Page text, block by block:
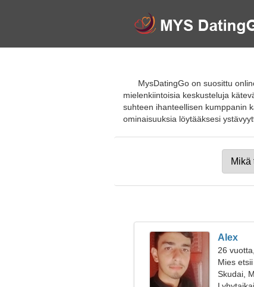
MysDatingGo on suosittu
mielenkiintoisia keskusteluja
suhteen ihanteellisen kumppanin
ominaisuuksia löytääksesi
Alex
26
Mies
Skudai,